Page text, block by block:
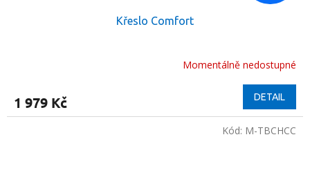
Křeslo Comfort
Momentálně nedostupné
1 979 Kč DETAIL
Kód: M-TBCHCC